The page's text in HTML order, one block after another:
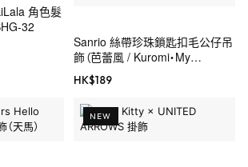
角色髮
32
Sanrio 絲帶珍珠鎖匙扣毛公仔吊
飾（芭蕾風 / Kuromi・My
Melody・Hello Kitty・
Cinnamoroll）
HK$189
NEW